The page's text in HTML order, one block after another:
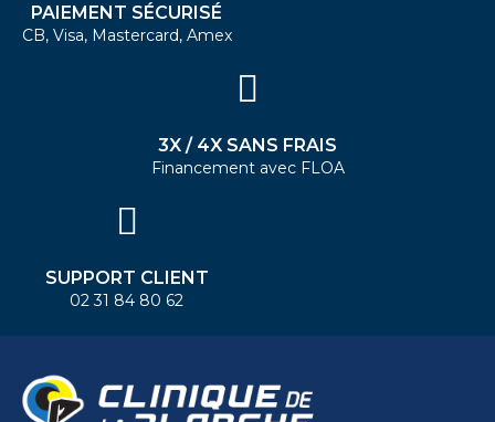
PAIEMENT SÉCURISÉ
CB, Visa, Mastercard, Amex
3X / 4X SANS FRAIS
Financement avec FLOA
SUPPORT CLIENT
02 31 84 80 62